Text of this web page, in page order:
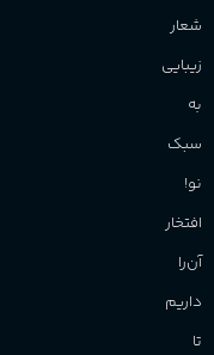
شعار
زیبایی
به
سبک
نو!
افتخار
آن‌را
داریم
تا